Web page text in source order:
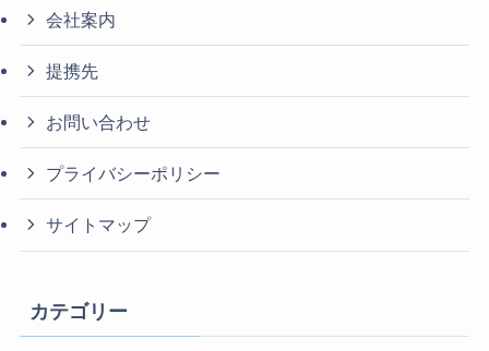
会社案内
提携先
お問い合わせ
プライバシーポリシー
サイトマップ
カテゴリー